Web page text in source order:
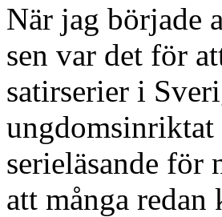
När jag började
sen var det för
satirserier i
serieläsande för
att många